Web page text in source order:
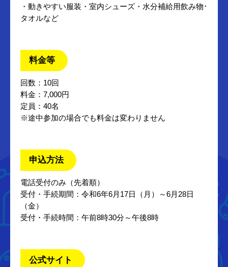
・動きやすい服装・室内シューズ・水分補給用飲み物･
タオルなど
料金等
回数：10回
料金：7,000円
定員：40名
※途中参加の場合でも料金は変わりません
申込方法
電話受付のみ（先着順）
受付・手続期間：令和6年6月17日（月）～6月28日
（金）
受付・手続時間：午前8時30分～午後8時
公式サイト